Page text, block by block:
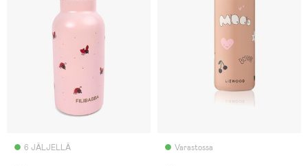
6 JÄLJELLÄ Varastossa